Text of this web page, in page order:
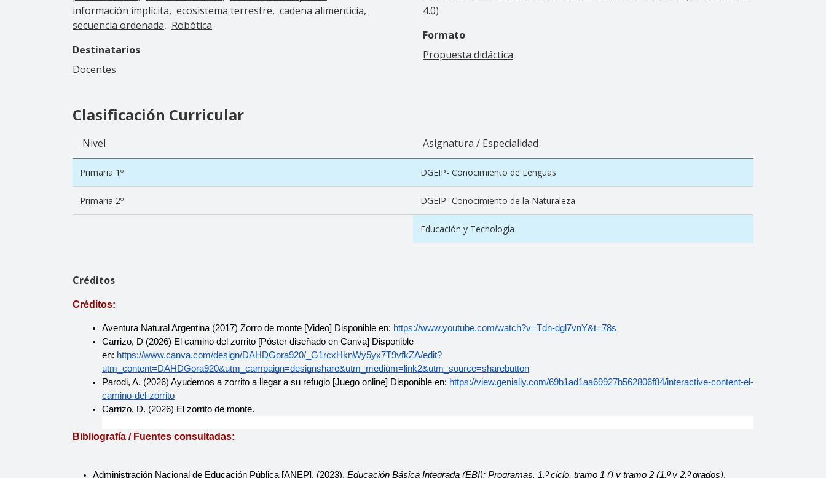
información implícita ecosistema terrestre cadena alimenticia
secuencia ordenada
Robótica
Destinatarios
Docentes
4.0)
Formato
Propuesta didáctica
Clasificación Curricular
Nivel
Primaria 1º
Primaria 2º
Asignatura / Especialidad
DGEIP- Conocimiento de Lenguas
DGEIP- Conocimiento de la Naturaleza
Educación y Tecnología
Créditos
Créditos:
Aventura Natural Argentina (2017) Zorro de monte [Video] Disponible en: https://www.youtube.com/watch?v=Tdn-dgl7vnY&t=78s
Carrizo, D (2026) El camino del zorrito [Póster diseñado en Canva] Disponible
en: https://www.canva.com/design/DAHDGora920/_G1rcxHknWy5yx7T9vfkZA/edit?
utm_content=DAHDGora920&utm_campaign=designshare&utm_medium=link2&utm_source=sharebutton
Parodi, A. (2026) Ayudemos a zorrito a llegar a su refugio [Juego online] Disponible en: https://view.genially.com/69b1ad1aa69927b562806f84/interactive-content-el-
camino-del-zorrito
Carrizo, D. (2026) El zorrito de monte.
Bibliografía / Fuentes consultadas:
Administración Nacional de Educación Pública [ANEP]. (2023). Educación Básica Integrada (EBI): Programas. 1.º ciclo, tramo 1 () y tramo 2 (1.º y 2.º grados).